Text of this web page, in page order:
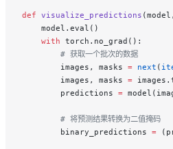
def visualize_predictions
    model.eval()
    with
torch.no_grad():
        # 获取一个批次的数据
        images, masks
= next (
        images, masks
=
        predictions
=
        # 将预测结果转换为二值掩码
        binary_predictions
=